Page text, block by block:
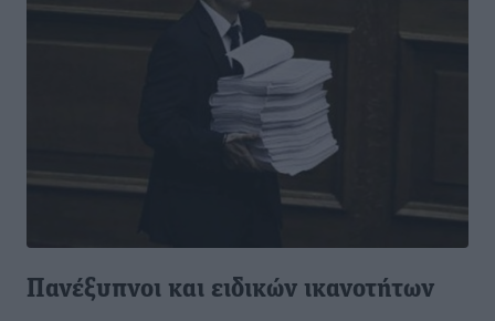
Πανέξυπνοι και ειδικών ικανοτήτων